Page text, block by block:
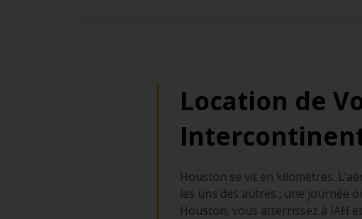
Location de
Houston se vit en kilomètres.
les uns des autres ; une journée
Houston, vous atterrissez à IAH